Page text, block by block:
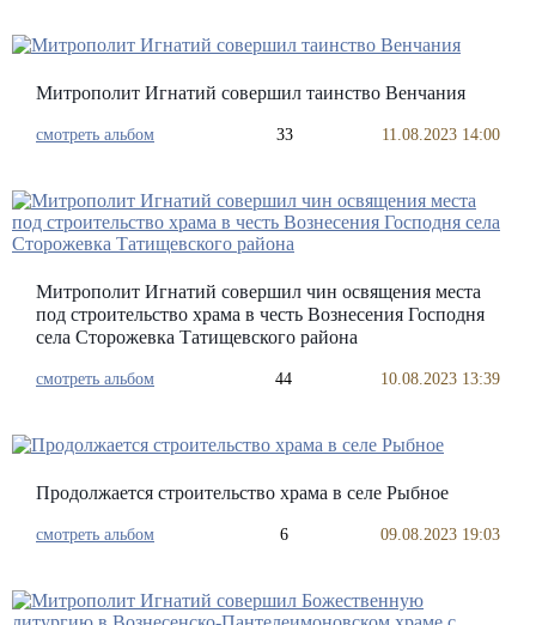
Митрополит Игнатий совершил таинство Венчания
смотреть альбом 33 11.08.2023 14:00
Митрополит Игнатий совершил чин освящения места
под строительство храма в честь Вознесения Господня
села Сторожевка Татищевского района
смотреть альбом 44 10.08.2023 13:39
Продолжается строительство храма в селе Рыбное
смотреть альбом 6 09.08.2023 19:03